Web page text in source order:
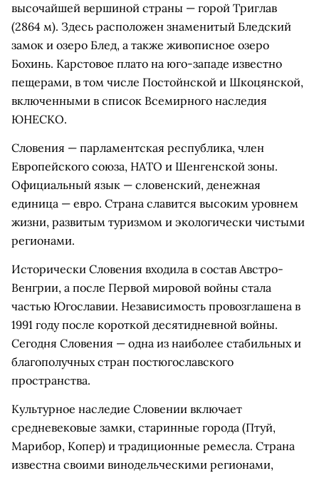
высочайшей вершиной страны — горой Триглав
(2864 м). Здесь расположен знаменитый Бледский
замок и озеро Блед, а также живописное озеро
Бохинь. Карстовое плато на юго-западе известно
пещерами, в том числе Постойнской и Шкоцянской,
включенными в список Всемирного наследия
ЮНЕСКО.
Словения — парламентская республика, член
Европейского союза, НАТО и Шенгенской зоны.
Официальный язык — словенский, денежная
единица — евро. Страна славится высоким уровнем
жизни, развитым туризмом и экологически чистыми
регионами.
Исторически Словения входила в состав Австро-
Венгрии, а после Первой мировой войны стала
частью Югославии. Независимость провозглашена в
1991 году после короткой десятидневной войны.
Сегодня Словения — одна из наиболее стабильных и
благополучных стран постюгославского
пространства.
Культурное наследие Словении включает
средневековые замки, старинные города (Птуй,
Марибор, Копер) и традиционные ремесла. Страна
известна своими винодельческими регионами,